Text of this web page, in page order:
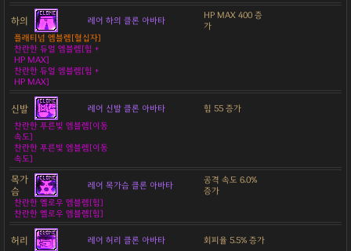
하의 레어 하의 클론 아바타
HP MAX 400 증
가
플래티넘 엠블렘[혈십자]
찬란한 듀얼 엠블렘[힘 +
HP MAX]
찬란한 듀얼 엠블렘[힘 +
HP MAX]
신발 레어 신발 클론 아바타
힘 55 증가
찬란한 푸른빛 엠블렘[이동
속도]
찬란한 푸른빛 엠블렘[이동
속도]
목가
슴
레어 목가슴 클론 아바타
공격 속도 6.0%
증가
찬란한 옐로우 엠블렘[힘]
찬란한 옐로우 엠블렘[힘]
허리 레어 허리 클론 아바타
회피율 5.5% 증가